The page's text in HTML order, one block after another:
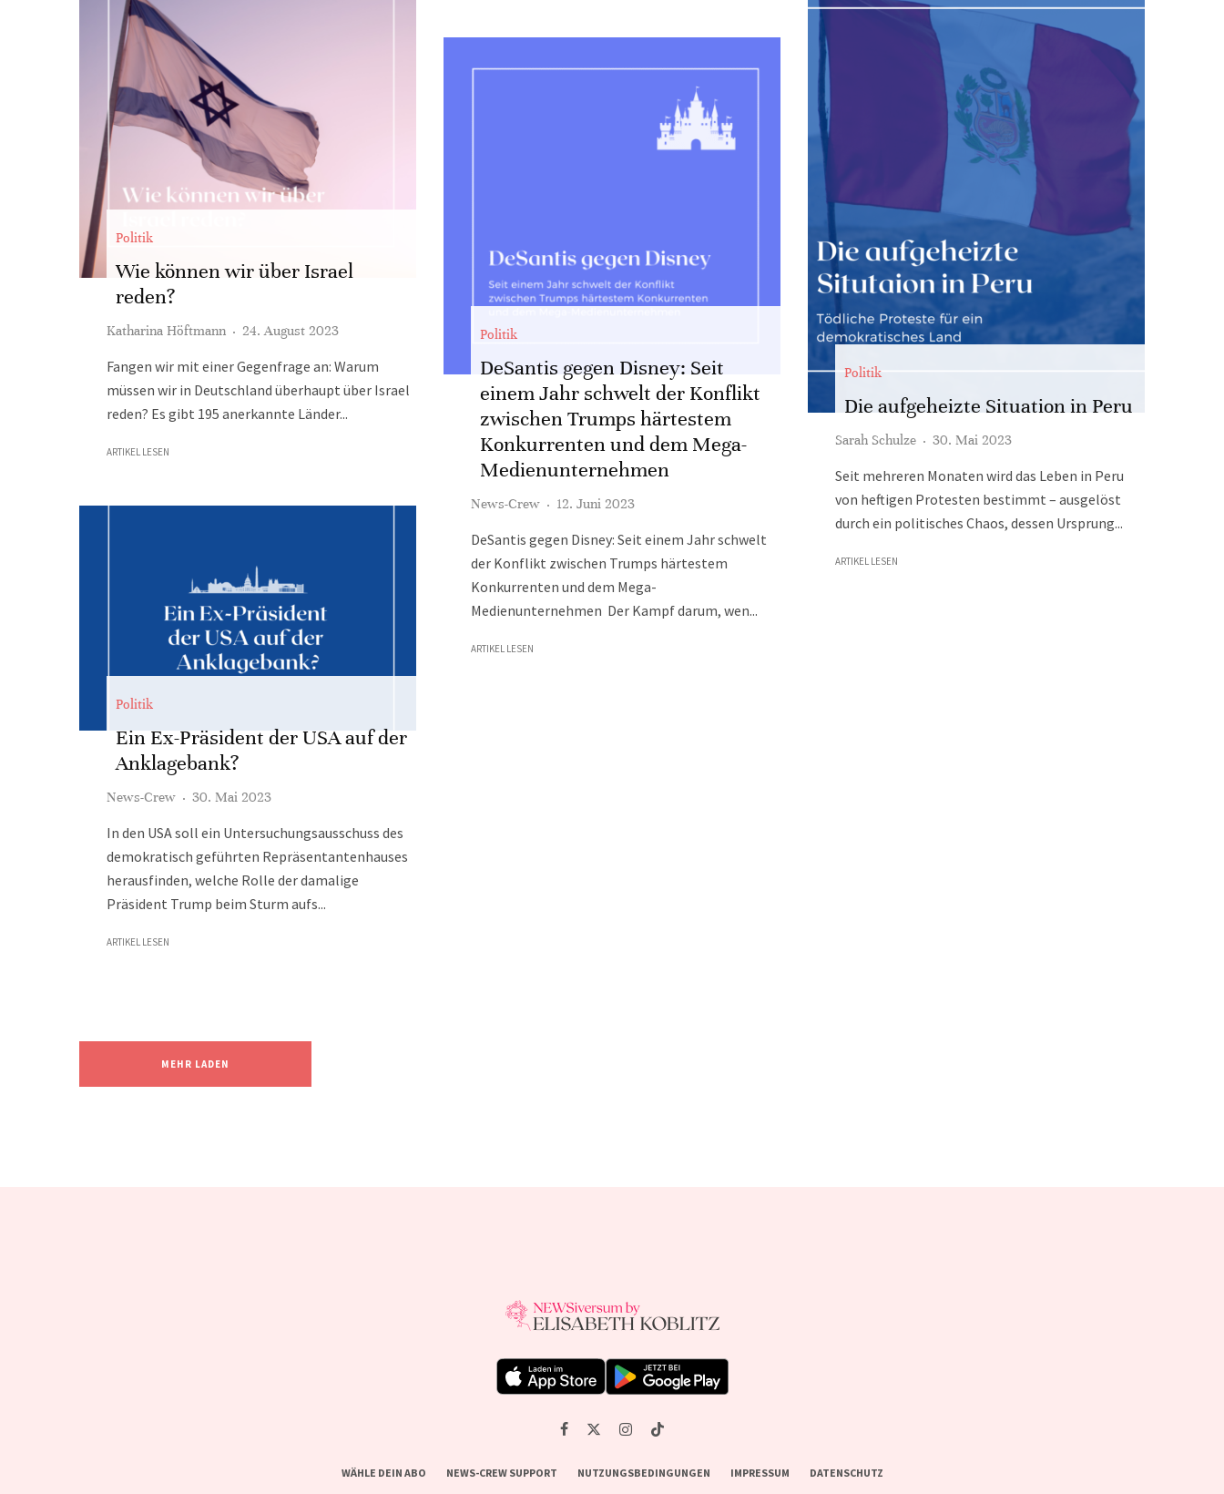
Politik
Wie können wir über Israel
reden?
Katharina Höftmann · 24. August 2023
Fangen wir mit einer Gegenfrage an: Warum
müssen wir in Deutschland überhaupt über Israel
reden? Es gibt 195 anerkannte Länder...
ARTIKEL LESEN
Politik
Ein Ex-Präsident der USA auf der
Anklagebank?
News-Crew · 30. Mai 2023
In den USA soll ein Untersuchungsausschuss des
demokratisch geführten Repräsentantenhauses
herausfinden, welche Rolle der damalige
Präsident Trump beim Sturm aufs...
ARTIKEL LESEN
Politik
DeSantis gegen Disney: Seit
einem Jahr schwelt der Konflikt
zwischen Trumps härtestem
Konkurrenten und dem Mega-
Medienunternehmen
News-Crew · 12. Juni 2023
DeSantis gegen Disney: Seit einem Jahr schwelt
der Konflikt zwischen Trumps härtestem
Konkurrenten und dem Mega-
Medienunternehmen Der Kampf darum, wen...
ARTIKEL LESEN
Politik
Die aufgeheizte Situation in Peru
Sarah Schulze · 30. Mai 2023
Seit mehreren Monaten wird das Leben in Peru
von heftigen Protesten bestimmt – ausgelöst
durch ein politisches Chaos, dessen Ursprung...
ARTIKEL LESEN
MEHR LADEN
WÄHLE DEIN ABO NEWS-CREW SUPPORT NUTZUNGSBEDINGUNGEN IMPRESSUM DATENSCHUTZ